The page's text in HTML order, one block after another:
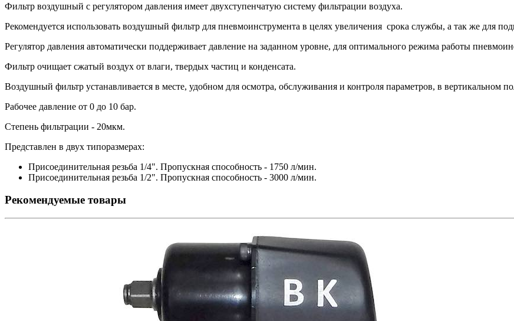
Фильтр воздушный с регулятором давления имеет двухступенчатую систему фильтрации воздуха.
Рекомендуется использовать воздушный фильтр для пневмоинструмента в целях увеличения срока службы, а так же для
Регулятор давления автоматически поддерживает давление на заданном уровне, для оптимального режима работы
Фильтр очищает сжатый воздух от влаги, твердых частиц и конденсата.
Воздушный фильтр устанавливается в месте, удобном для осмотра, обслуживания и контроля параметров, в вертикальном
Рабочее давление от 0 до 10 бар.
Степень фильтрации - 20мкм.
Представлен в двух типоразмерах:
Присоединительная резьба 1/4". Пропускная способность - 1750 л/мин.
Присоединительная резьба 1/2". Пропускная способность - 3000 л/мин.
Рекомендуемые товары